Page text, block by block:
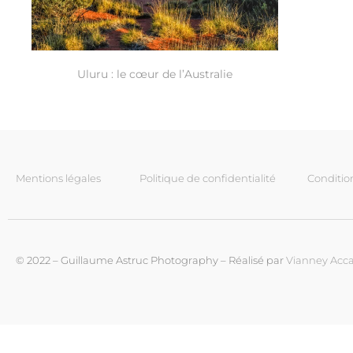
Uluru : le cœur de l’Australie
Mentions légales Politique de confidentialité
© 2022 – Guillaume Astruc Photography – Réalisé parVianney